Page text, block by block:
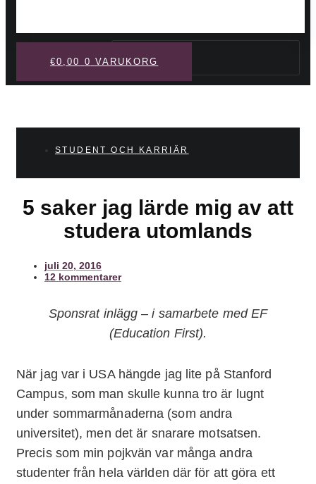
Sök
€0,00 0 VARUKORG
STUDENT OCH KARRIÄR
5 saker jag lärde mig av att
studera utomlands
juli 20, 2016
12 kommentarer
Sponsrat inlägg – i samarbete med EF
(Education First).
När jag var i USA hängde jag lite på Stanford
Campus, som man skulle kunna tro är lugnt
under sommarmånaderna (som andra
universitet), men det är snarare motsatsen.
Precis som min pojkvän var många andra
studenter från hela världen där för att göra ett